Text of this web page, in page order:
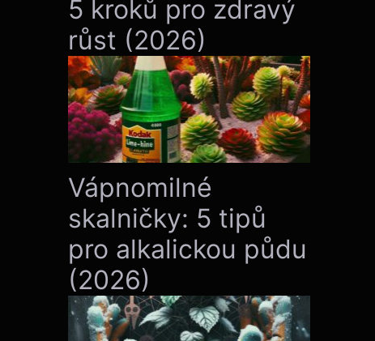
5 kroků pro zdravý
růst (2026)
Vápnomilné
skalničky: 5 tipů
pro alkalickou půdu
(2026)